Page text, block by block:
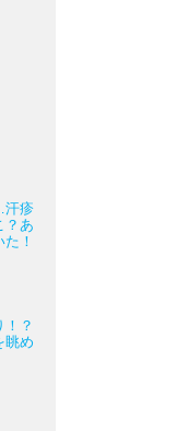
汗疹
？あ
！
？
眺め